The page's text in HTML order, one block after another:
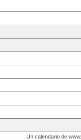
Un calendario de